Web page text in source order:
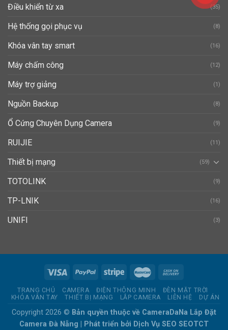
Điều khiển từ xa (35)
Hệ thống gọi phục vụ (8)
Khóa vân tay smart (16)
Máy chấm công (12)
Máy trợ giảng (1)
Nguồn Backup (8)
Ổ Cứng Chuyên Dụng Camera (9)
RUIJIE (11)
Thiết bị mạng (59)
TOTOLINK (9)
TP-LNIK (16)
UNIFI (3)
TRANG CHỦ CAMERA ĐIỆN THÔNG MINH
ĐÈN MẶT TRỜI
KHÓA VÂN TAY
THIẾT BỊ MẠNG LẮP CAMERA LIÊN HỆ DỰ ÁN
Copyright 2026 © Bản quyền thuộc về CameraDaNa Lắp Đặt
Camera Đà Nẵng | Phát triển bởi Dịch Vụ SEO SEOTCT